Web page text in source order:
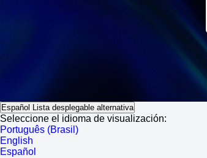
Español Lista desplegable alternativa
Seleccione el idioma de visualización:
Português (Brasil)
English
Español